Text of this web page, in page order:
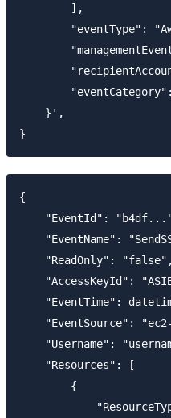
        ],
"eventType":
    }',
{
"EventId":
"EventName":
    "ReadOnly": "false",
"AccessKeyId":
"EventTime":
"EventSource":
"Username":
    "Resources": [
        {